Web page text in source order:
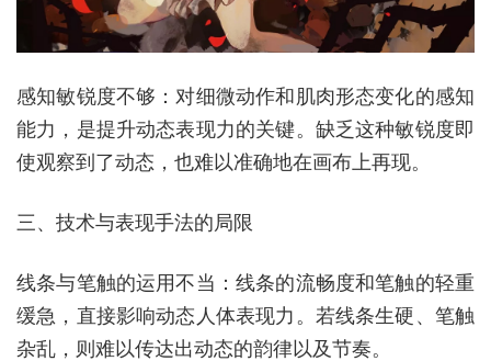
感知敏锐度不够：对细微动作和肌肉形态变化的感知
能力，是提升动态表现力的关键。缺乏这种敏锐度即
使观察到了动态，也难以准确地在画布上再现。
三、技术与表现手法的局限
线条与笔触的运用不当：线条的流畅度和笔触的轻重
缓急，直接影响动态人体表现力。若线条生硬、笔触
杂乱，则难以传达出动态的韵律以及节奏。